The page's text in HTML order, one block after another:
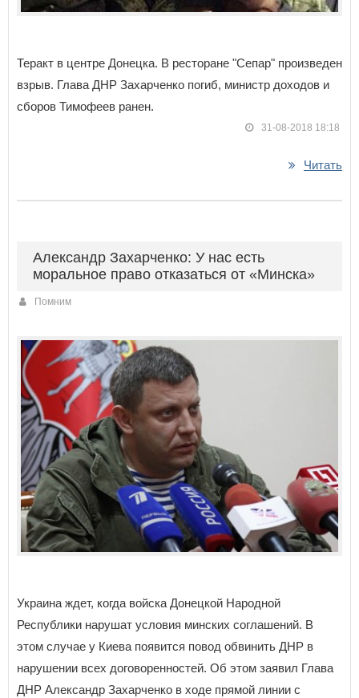
Теракт в центре Донецка. В ресторане "Сепар" произведен
взрыв. Глава ДНР Захарченко погиб, министр доходов и
сборов Тимофеев ранен.
31-08-2018 18:18
Читать
Александр Захарченко: У нас есть
моральное право отказаться от «Минска»
Помним
Украина ждет, когда войска Донецкой Народной
Республики нарушат условия минских соглашений. В
этом случае у Киева появится повод обвинить ДНР в
нарушении всех договоренностей. Об этом заявил Глава
ДНР Александр Захарченко в ходе прямой линии с